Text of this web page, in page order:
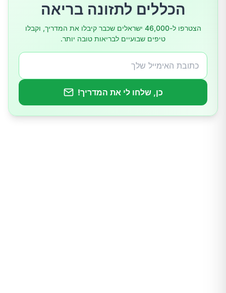
הכללים לתזונה בריאה
הצטרפו ל-46,000 ישראלים שכבר קיבלו את המדריך, וקבלו
טיפים שבועיים לבריאות טובה יותר.
כן, שלחו לי את המדריך!